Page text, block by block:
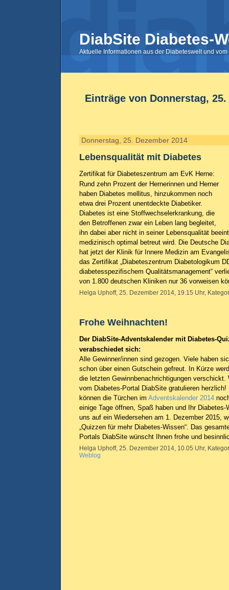
DiabSite Diabetes-
Aktuelle Informationen aus der Diabeteswelt und
Einträge von Donnerstag, 25.
Donnerstag, 25. Dezember 2014
Lebensqualität mit Diabetes
Zertifikat für Diabeteszentrum am EvK Herne:
Rund zehn Prozent der Hernerinnen und Herner
haben Diabetes mellitus, hinzukommen noch
etwa drei Prozent unentdeckte Diabetiker.
Diabetes ist eine Stoffwechselerkrankung, die
den Betroffenen zwar ein Leben lang begleitet,
ihn dabei aber nicht in seiner Lebensqualität
medizinisch optimal betreut wird. Die Deutsche
hat jetzt der Klinik für Innere Medizin am
das Zertifikat „Diabeteszentrum Diabetologikum
diabetesspezifischem Qualitätsmanagement“
von 1.800 deutschen Kliniken nur 36 vorweisen
Helga Uphoff, 25. Dezember 2014, 19.15 Uhr,
Frohe Weihnachten!
Der DiabSite-Adventskalender mit Diabetes-
verabschiedet sich:
Alle Gewinner/innen sind gezogen. Viele haben
schon über einen Gutschein gefreut. In Kürze
die letzten Gewinnbenachrichtigungen verschickt.
vom Diabetes-Portal DiabSite gratulieren herzlich!
können die Türchen im Adventskalender 2014
einige Tage öffnen, Spaß haben und Ihr
uns auf ein Wiedersehen am 1. Dezember 2015,
„Quizzen für mehr Diabetes-Wissen“. Das
Portals DiabSite wünscht Ihnen frohe und
Helga Uphoff, 25. Dezember 2014, 10.05 Uhr,
Weblog